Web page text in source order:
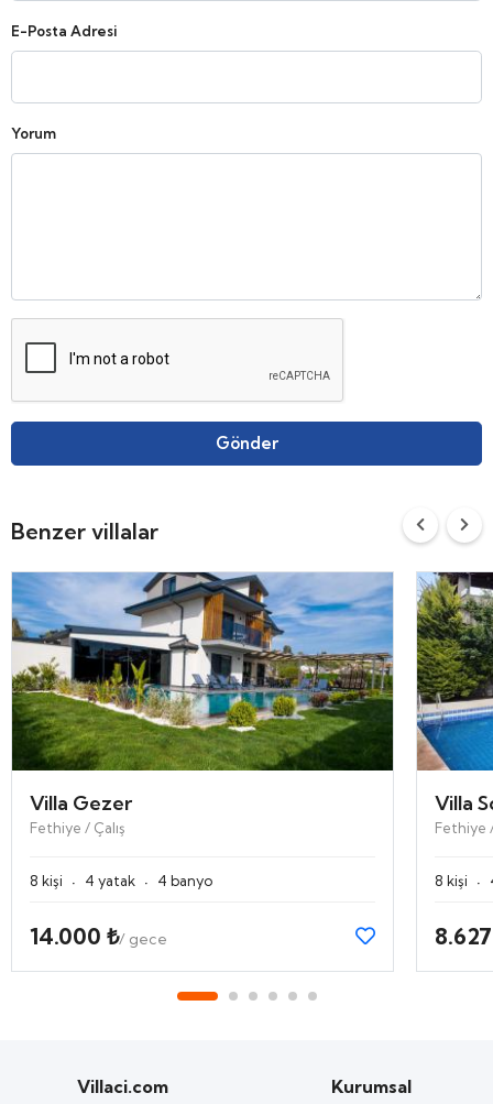
E-Posta Adresi
Yorum
Gönder
Benzer villalar
Villa Gezer
Fethiye / Çalış
8 kişi · 4 yatak · 4 banyo
14.000 ₺/ gece
Villa
Fethiye
8 kişi ·
Villaci.com Kurumsal